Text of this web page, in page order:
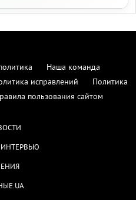
Наша команда
исправлений
Политика
пользования сайтом
ИНТЕРВЬЮ